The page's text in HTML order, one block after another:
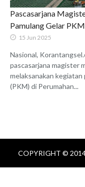
Pascasarjana
Pamulang Gelar
15 Jun 2025
Nasional,
pascasarjana magister
melaksanakan
(PKM) di Perumahan...
COPYRIGHT ©